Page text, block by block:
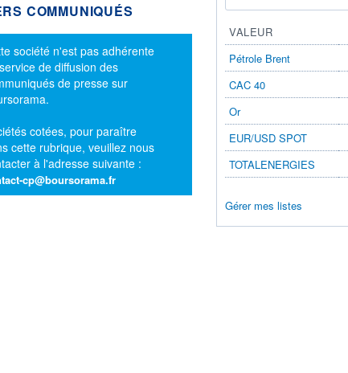
COMMUNIQUÉS
d'information
société n'est pas adhérente
de diffusion des
de presse sur
cotées, pour paraître
cette rubrique, veuillez nous
à l'adresse suivante :
cp@boursorama.fr
VALEUR
Pétrole Brent
CAC 40
Or
EUR/USD SPOT
TOTALENERGIES
Gérer mes listes